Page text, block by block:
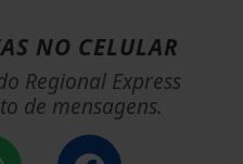
NO CELULAR
Regional Express
de mensagens.